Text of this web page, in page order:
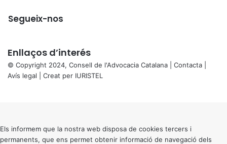
Segueix-nos
Enllaços d’interés
© Copyright 2024, Consell de l'Advocacia Catalana | Contacta
Avís legal | Creat per IURISTEL
button
Els informem que la nostra web disposa de cookies tercers i
permanents, que ens permet obtenir informació de navegació dels